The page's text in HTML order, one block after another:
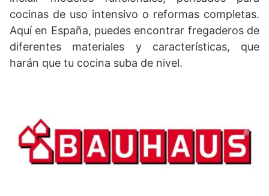
cocinas de uso intensivo o reformas completas.
Aquí en España, puedes encontrar fregaderos de
diferentes materiales y características, que
harán que tu cocina suba de nivel.